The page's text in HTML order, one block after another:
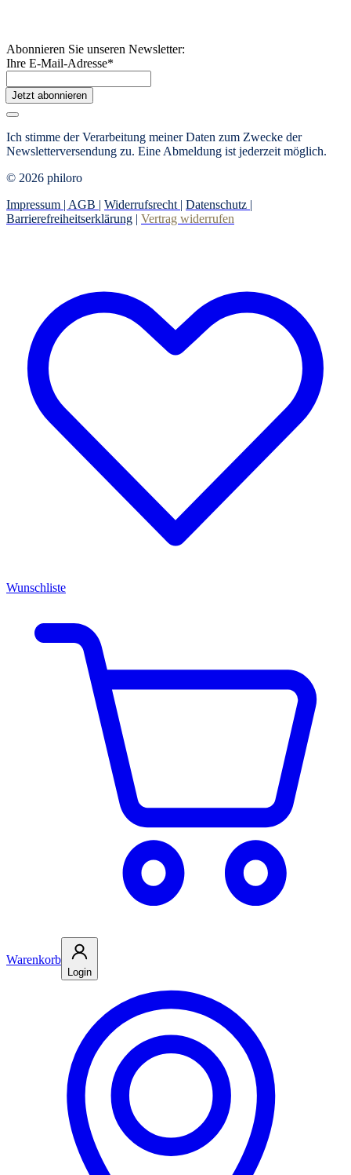
Abonnieren Sie unseren Newsletter:
Ihre E-Mail-Adresse*
Jetzt abonnieren
Ich stimme der Verarbeitung meiner Daten zum Zwecke der
Newsletterversendung zu. Eine Abmeldung ist jederzeit möglich.
© 2026 philoro
Impressum | AGB | Widerrufsrecht | Datenschutz |
Barrierefreiheitserklärung | Vertrag widerrufen
Wunschliste
Warenkorb
Login